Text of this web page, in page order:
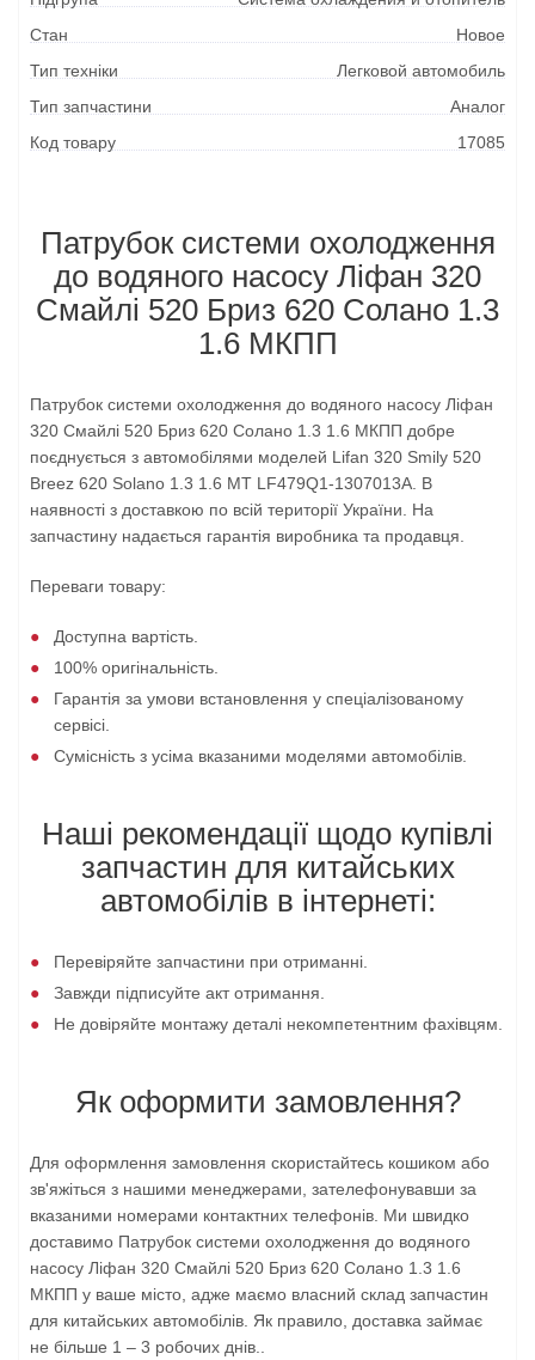
Стан
Новое
Тип техніки
Легковой автомобиль
Тип запчастини
Аналог
Код товару
17085
Патрубок системи охолодження
до водяного насосу Ліфан 320
Смайлі 520 Бриз 620 Солано 1.3
1.6 МКПП
Патрубок системи охолодження до водяного насосу Ліфан
320 Смайлі 520 Бриз 620 Солано 1.3 1.6 МКПП добре
поєднується з автомобілями моделей Lifan 320 Smily 520
Breez 620 Solano 1.3 1.6 MT LF479Q1-1307013A. В
наявності з доставкою по всій території України. На
запчастину надається гарантія виробника та продавця.
Переваги товару:
Доступна вартість.
100% оригінальність.
Гарантія за умови встановлення у спеціалізованому
сервісі.
Сумісність з усіма вказаними моделями автомобілів.
Наші рекомендації щодо купівлі
запчастин для китайських
автомобілів в інтернеті:
Перевіряйте запчастини при отриманні.
Завжди підписуйте акт отримання.
Не довіряйте монтажу деталі некомпетентним фахівцям.
Як оформити замовлення?
Для оформлення замовлення скористайтесь кошиком або
зв'яжіться з нашими менеджерами, зателефонувавши за
вказаними номерами контактних телефонів. Ми швидко
доставимо Патрубок системи охолодження до водяного
насосу Ліфан 320 Смайлі 520 Бриз 620 Солано 1.3 1.6
МКПП у ваше місто, адже маємо власний склад запчастин
для китайських автомобілів. Як правило, доставка займає
не більше 1 – 3 робочих днів..